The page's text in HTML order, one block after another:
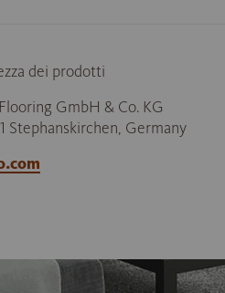
dei prodotti
GmbH & Co. KG
Stephanskirchen, Germany